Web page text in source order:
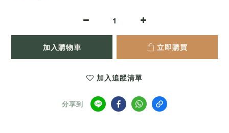
加入購物車 立即購買
加入追蹤清單
分享到